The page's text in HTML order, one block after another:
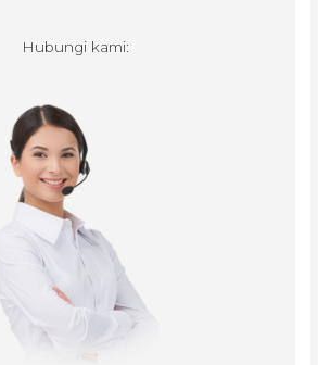
Hubungi kami: